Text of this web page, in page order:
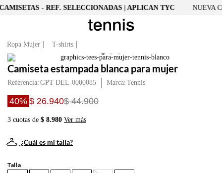
- REF. SELECCIONADAS | APLICAN TYC NUEVA
Ropa Mujer T-shirts
Camiseta estampada blanca para mujer
Referencia: GPT-DEL-0000085 Tennis
40% $ 26.940$ 44.900
3 cuotas de $ 8.980 Ver más
¿Cuál es mi talla?
Talla